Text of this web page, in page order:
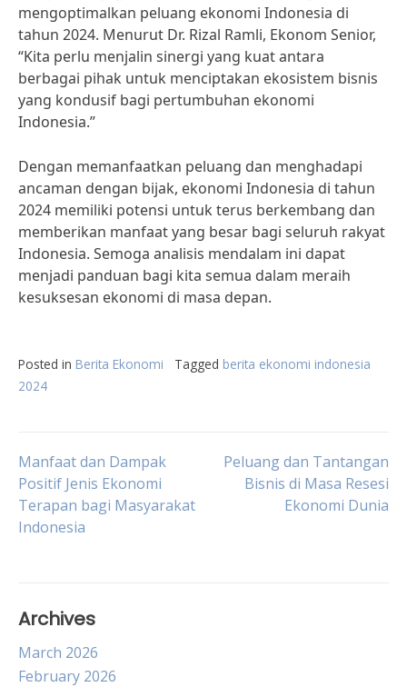
mengoptimalkan peluang ekonomi Indonesia di
tahun 2024. Menurut Dr. Rizal Ramli, Ekonom Senior,
“Kita perlu menjalin sinergi yang kuat antara
berbagai pihak untuk menciptakan ekosistem bisnis
yang kondusif bagi pertumbuhan ekonomi
Indonesia.”
Dengan memanfaatkan peluang dan menghadapi
ancaman dengan bijak, ekonomi Indonesia di tahun
2024 memiliki potensi untuk terus berkembang dan
memberikan manfaat yang besar bagi seluruh rakyat
Indonesia. Semoga analisis mendalam ini dapat
menjadi panduan bagi kita semua dalam meraih
kesuksesan ekonomi di masa depan.
Posted in Berita Ekonomi Tagged berita ekonomi indonesia
2024
Post
navigation
Manfaat dan Dampak
Positif Jenis Ekonomi
Terapan bagi Masyarakat
Indonesia
Peluang dan Tantangan
Bisnis di Masa Resesi
Ekonomi Dunia
Archives
March 2026
February 2026